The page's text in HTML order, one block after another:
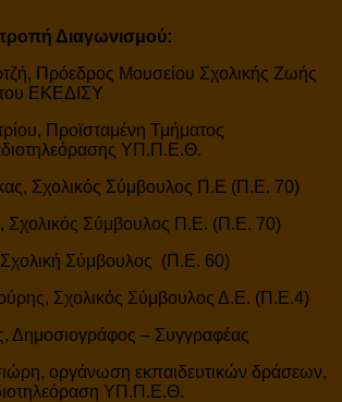
Διαγωνισμού:
Πρόεδρος Μουσείου Σχολικής Ζωής
ΕΚΕΔΙΣΥ
Προϊσταμένη Τμήματος
ΥΠ.Π.Ε.Θ.
Σχολικός Σύμβουλος Π.Ε (Π.Ε. 70)
Σχολικός Σύμβουλος Π.Ε. (Π.Ε. 70)
Σχολική Σύμβουλος (Π.Ε. 60)
Σχολικός Σύμβουλος Δ.Ε. (Π.Ε.4)
Δημοσιογράφος – Συγγραφέας
οργάνωση εκπαιδευτικών δράσεων,
ΥΠ.Π.Ε.Θ.